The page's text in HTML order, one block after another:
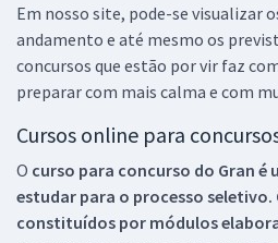
Em nosso site, pode-se visualizar
andamento e até mesmo os
concursos que estão por vir faz
preparar com mais calma e com
Cursos online para
O curso para concurso do Gran é
estudar para o processo seletivo.
constituídos por módulos